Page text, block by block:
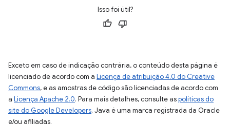
Isso foi útil?
Exceto em caso de indicação contrária, o conteúdo desta página é
licenciado de acordo com a Licença de atribuição 4.0 do Creative
Commons, e as amostras de código são licenciadas de acordo com
a Licença Apache 2.0. Para mais detalhes, consulte aspolíticas do
site do Google Developers. Java é uma marca registrada da Oracle
e/ou afiliadas.